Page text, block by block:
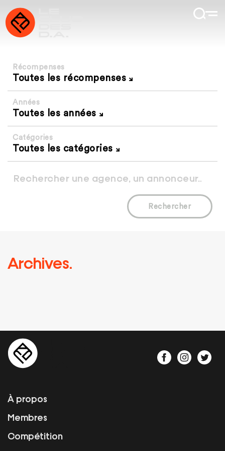
Récompenses
Toutes les récompenses
Années
Toutes les années
Catégories
Toutes les catégories
Rechercher
Archives.
À propos
Membres
Compétition